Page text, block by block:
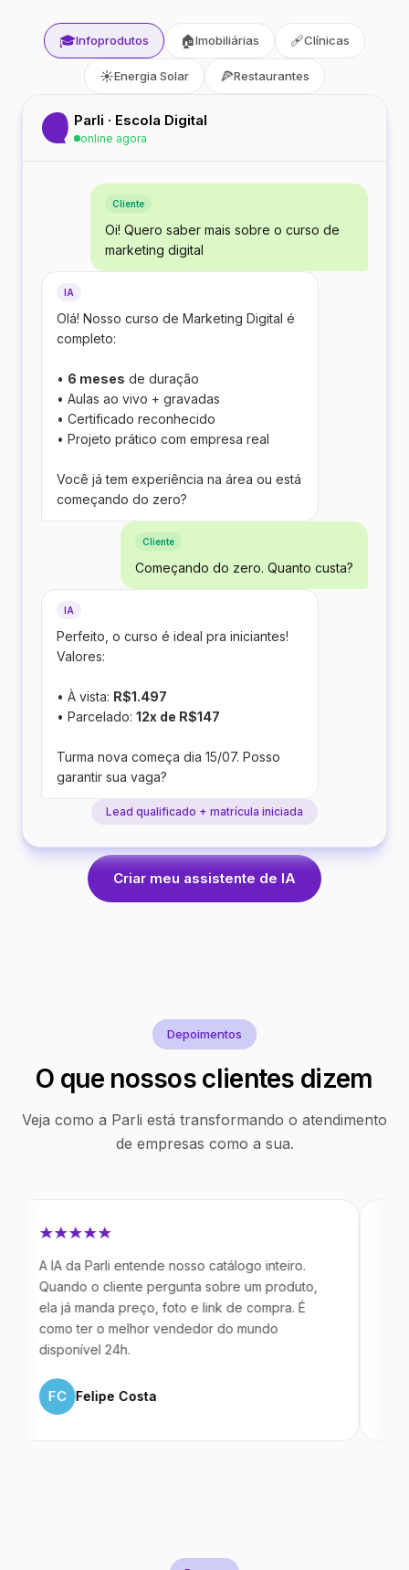
🎓Infoprodutos 🏠Imobiliárias 🩹Clínicas
☀️Energia Solar 🍕Restaurantes
Parli · Escola Digital
online agora
Cliente
Oi! Quero saber mais sobre o curso de
marketing digital
IA
Olá! Nosso curso de Marketing Digital é
completo:
• 6 meses de duração
• Aulas ao vivo + gravadas
• Certificado reconhecido
• Projeto prático com empresa real
Você já tem experiência na área ou está
começando do zero?
Cliente
Começando do zero. Quanto custa?
IA
Perfeito, o curso é ideal pra iniciantes!
Valores:
• À vista: R$1.497
• Parcelado: 12x de R$147
Turma nova começa dia 15/07. Posso
garantir sua vaga?
Lead qualificado + matrícula iniciada
Criar meu assistente de IA
Depoimentos
O que nossos clientes dizem
Veja como a Parli está transformando o atendimento
de empresas como a sua.
IA da Parli entende nosso catálogo inteiro.
o cliente pergunta sobre um produto,
já manda preço, foto e link de compra. É
ter o melhor vendedor do mundo
24h.
Felipe Costa